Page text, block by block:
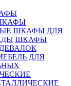
ШКАФЫ ДЛЯ
ШКАФЫ
ДЛЯ